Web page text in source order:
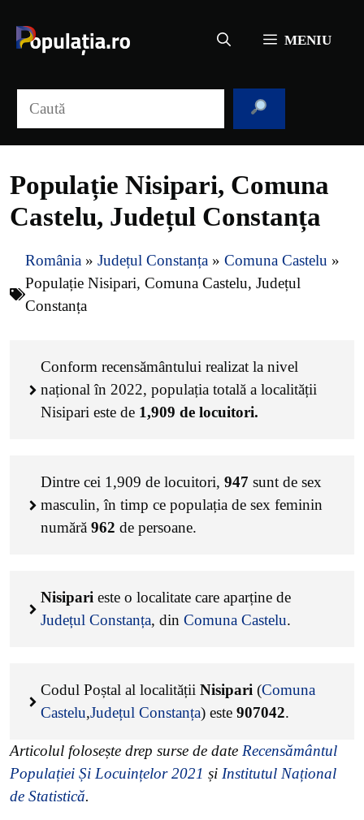
conținut
MENIU
Populație Nisipari, Comuna
Castelu, Județul Constanța
România » Județul Constanța » Comuna Castelu »
Populație Nisipari, Comuna Castelu, Județul
Constanța
Conform recensământului realizat la nivel
național în 2022, populația totală a localității
Nisipari este de 1,909 de locuitori.
Dintre cei 1,909 de locuitori, 947 sunt de sex
masculin, în timp ce populația de sex feminin
numără 962 de persoane.
Nisipari este o localitate care aparține de
Județul Constanța, din Comuna Castelu.
Codul Poștal al localității Nisipari (Comuna
Castelu,Județul Constanța) este 907042.
Articolul folosește drep surse de date Recensământul
Populației Și Locuințelor 2021 și Institutul Național
de Statistică.